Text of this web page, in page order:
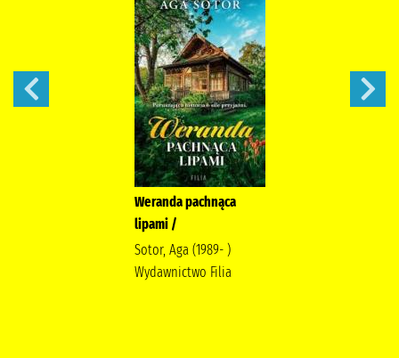
Weranda pachnąca
lipami /
Sotor, Aga (1989- )
Wydawnictwo Filia